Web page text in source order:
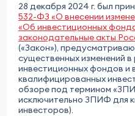
28 декабря 2024 г. был
532-ФЗ «О внесении
«Об инвестиционных
законодательные акты
(«Закон»),
существенных изменений в
инвестиционных фондов
квалифицированных
обзоре под термином
исключительно ЗПИФ для
инвесторов).